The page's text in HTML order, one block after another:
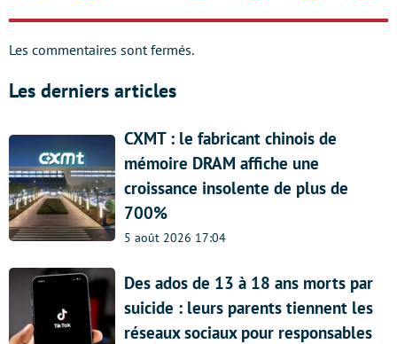
Les commentaires sont fermés.
Les derniers articles
CXMT : le fabricant chinois de
mémoire DRAM affiche une
croissance insolente de plus de
700%
5 août 2026 17:04
Des ados de 13 à 18 ans morts par
suicide : leurs parents tiennent les
réseaux sociaux pour responsables